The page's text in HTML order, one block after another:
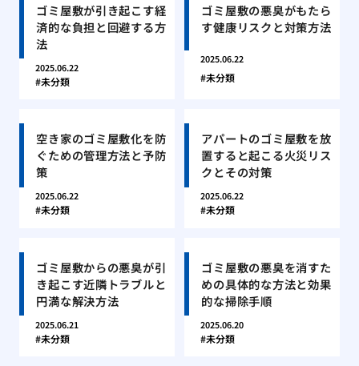
ゴミ屋敷が引き起こす経
済的な負担と回避する方
法
2025.06.22
未分類
ゴミ屋敷の悪臭がもたら
す健康リスクと対策方法
2025.06.22
未分類
空き家のゴミ屋敷化を防
ぐための管理方法と予防
策
2025.06.22
未分類
アパートのゴミ屋敷を放
置すると起こる火災リス
クとその対策
2025.06.22
未分類
ゴミ屋敷からの悪臭が引
き起こす近隣トラブルと
円満な解決方法
2025.06.21
未分類
ゴミ屋敷の悪臭を消すた
めの具体的な方法と効果
的な掃除手順
2025.06.20
未分類